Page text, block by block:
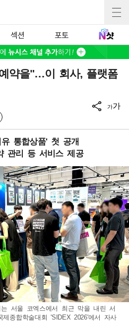
섹션 포토
약을"…이 회사, 플랫폼
가가
통합상품' 첫 공개
관리 등 서비스 제공
는 서울 코엑스에서 최근 막을 내린 서
제종합학술대회 'SIDEX 2026'에서 자사